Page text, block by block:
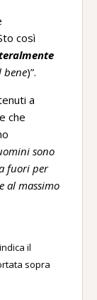
così
bene)”.
a
che
sono
fuori per
al massimo
il
sopra